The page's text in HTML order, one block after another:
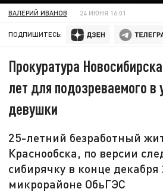
ВАЛЕРИЙ ИВАНОВ 24 ИЮНЯ 16:01
ПОДПИШИТЕСЬ:
Прокуратура
лет для подозреваемого в
девушки
25-летний безработный
Краснообска, по версии
сибирячку в конце декабря
микрорайоне ОбьГЭС